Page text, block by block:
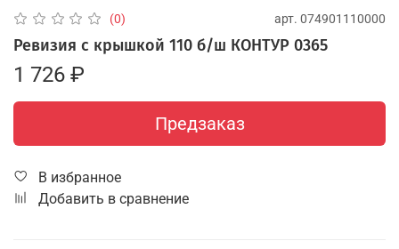
(0) арт. 074901110000
Ревизия с крышкой 110 б/ш КОНТУР 0365
1 726 ₽
Предзаказ
В избранное
Добавить в сравнение